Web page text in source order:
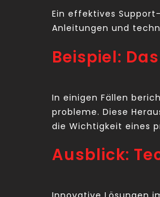
Ein effektives
Anleitungen und
Beispiel:
In einigen Fällen
probleme. Diese
die Wichtigkeit eines
Ausblick: